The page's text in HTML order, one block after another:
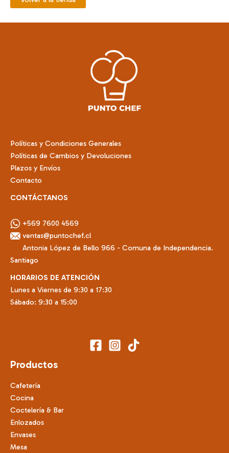
Políticas y Condiciones Generales
Políticas de Cambios y Devoluciones
Plazos y Envíos
Contacto
CONTÁCTANOS
+569 7600 4569
ventas@puntochef.cl
Antonia López de Bello 966 - Comuna de Independencia.
Santiago
HORARIOS DE ATENCIÓN
Lunes a Viernes de 9:30 a 17:30
Sábado: 9:30 a 15:00
Productos
Cafetería
Cocina
Coctelería & Bar
Enlozados
Envases
Mesa